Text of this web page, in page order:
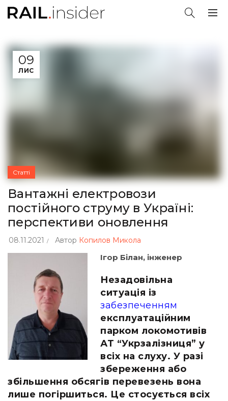
09
ЛИС
Статті
Вантажні електровози
постійного струму в Україні:
перспективи оновлення
08.11.2021 Автор Копилов Микола
Ігор Білан, інженер
Незадовільна
ситуація із
забезпеченням
експлуатаційним
парком локомотивів
АТ “Укрзалізниця” у
всіх на слуху. У разі
збереження або
збільшення обсягів перевезень вона
лише погіршиться. Це стосується всіх